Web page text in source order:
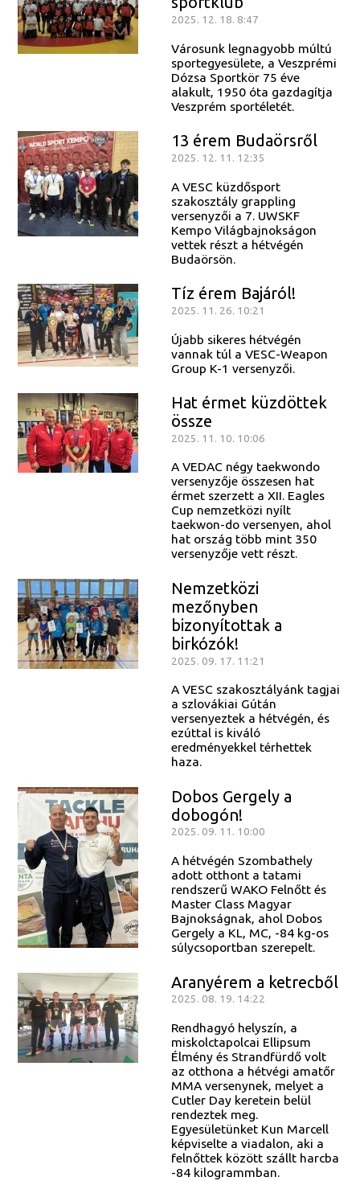
2025. 12. 18. 8:47
Városunk legnagyobb múltú
sportegyesülete, a Veszprémi
Dózsa Sportkör 75 éve
alakult, 1950 óta gazdagítja
Veszprém sportéletét.
13 érem Budaörsről
2025. 12. 11. 12:35
A VESC küzdősport
szakosztály grappling
versenyzői a 7. UWSKF
Kempo Világbajnokságon
vettek részt a hétvégén
Budaörsön.
Tíz érem Bajáról!
2025. 11. 26. 10:21
Újabb sikeres hétvégén
vannak túl a VESC-Weapon
Group K-1 versenyzői.
Hat érmet küzdöttek
össze
2025. 11. 10. 10:06
A VEDAC négy taekwondo
versenyzője összesen hat
érmet szerzett a XII. Eagles
Cup nemzetközi nyílt
taekwon-do versenyen, ahol
hat ország több mint 350
versenyzője vett részt.
Nemzetközi
mezőnyben
bizonyítottak a
birkózók!
2025. 09. 17. 11:21
A VESC szakosztályánk tagjai
a szlovákiai Gútán
versenyeztek a hétvégén, és
ezúttal is kiváló
eredményekkel térhettek
haza.
Dobos Gergely a
dobogón!
2025. 09. 11. 10:00
A hétvégén Szombathely
adott otthont a tatami
rendszerű WAKO Felnőtt és
Master Class Magyar
Bajnokságnak, ahol Dobos
Gergely a KL, MC, -84 kg-os
súlycsoportban szerepelt.
Aranyérem a ketrecből
2025. 08. 19. 14:22
Rendhagyó helyszín, a
miskolctapolcai Ellipsum
Élmény és Strandfürdő volt
az otthona a hétvégi amatőr
MMA versenynek, melyet a
Cutler Day keretein belül
rendeztek meg.
Egyesületünket Kun Marcell
képviselte a viadalon, aki a
felnőttek között szállt harcba
-84 kilogrammban.